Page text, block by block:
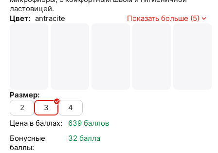
ластовицей.
Цвет: antracite Показать больше (5)
Размер:
2
3
4
Цена в баллах:
639 баллов
Бонусные
баллы:
32 балла